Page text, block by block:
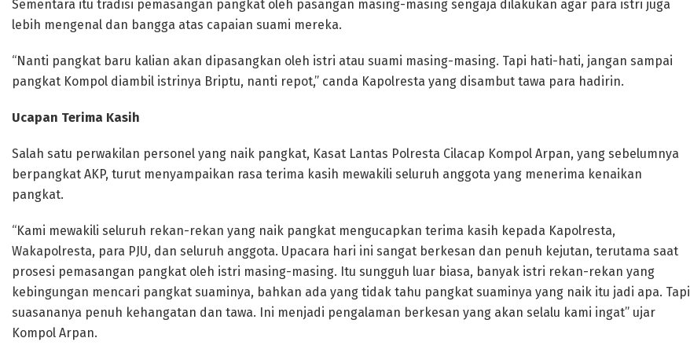
Sementara itu tradisi pemasangan pangkat oleh pasangan masing-masing sengaja dilakukan agar para istri juga
lebih mengenal dan bangga atas capaian suami mereka.
“Nanti pangkat baru kalian akan dipasangkan oleh istri atau suami masing-masing. Tapi hati-hati, jangan sampai
pangkat Kompol diambil istrinya Briptu, nanti repot,” canda Kapolresta yang disambut tawa para hadirin.
Ucapan Terima Kasih
Salah satu perwakilan personel yang naik pangkat, Kasat Lantas Polresta Cilacap Kompol Arpan, yang sebelumnya
berpangkat AKP, turut menyampaikan rasa terima kasih mewakili seluruh anggota yang menerima kenaikan
pangkat.
“Kami mewakili seluruh rekan-rekan yang naik pangkat mengucapkan terima kasih kepada Kapolresta,
Wakapolresta, para PJU, dan seluruh anggota. Upacara hari ini sangat berkesan dan penuh kejutan, terutama saat
prosesi pemasangan pangkat oleh istri masing-masing. Itu sungguh luar biasa, banyak istri rekan-rekan yang
kebingungan mencari pangkat suaminya, bahkan ada yang tidak tahu pangkat suaminya yang naik itu jadi apa. Tapi
suasananya penuh kehangatan dan tawa. Ini menjadi pengalaman berkesan yang akan selalu kami ingat” ujar
Kompol Arpan.